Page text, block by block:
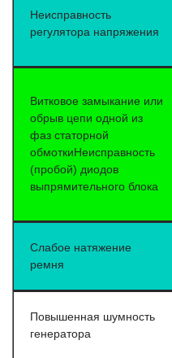
Неисправность
регулятора напряжения
Витковое замыкание или
обрыв цепи одной из
фаз статорной
обмоткиНеисправность
(пробой) диодов
выпрямительного блока
Слабое натяжение
ремня
Повышенная шумность
генератора